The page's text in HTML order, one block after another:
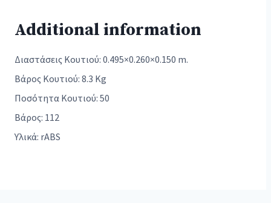
Additional information
Διαστάσεις Κουτιού: 0.495×0.260×0.150 m.
Βάρος Κουτιού: 8.3 Kg
Ποσότητα Κουτιού: 50
Βάρος: 112
Υλικά: rABS